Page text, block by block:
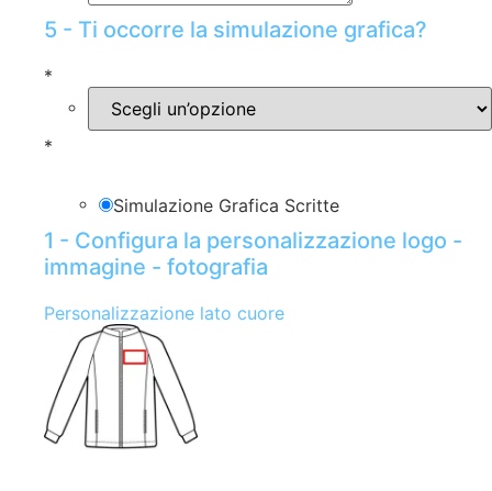
5 - Ti occorre la simulazione grafica?
*
*
Simulazione Grafica Scritte
1 - Configura la personalizzazione logo -
immagine - fotografia
Personalizzazione lato cuore